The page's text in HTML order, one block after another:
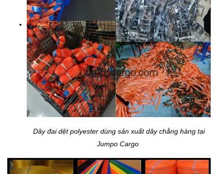
Dây đai dệt polyester dùng sản xuất dây chằng hàng tại
Jumpo Cargo